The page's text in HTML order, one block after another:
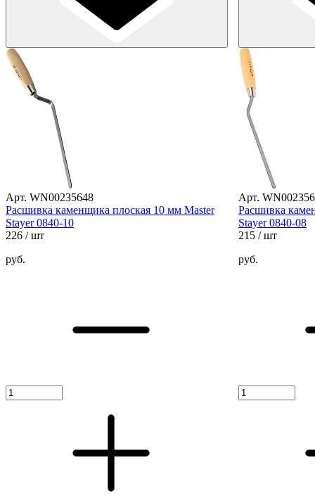
Арт. WN00235648
Расшивка каменщика плоская 10 мм Master
Stayer 0840-10
226 / шт
руб.
Арт.
Расшивка
Stayer 0840-08
215 / шт
руб.